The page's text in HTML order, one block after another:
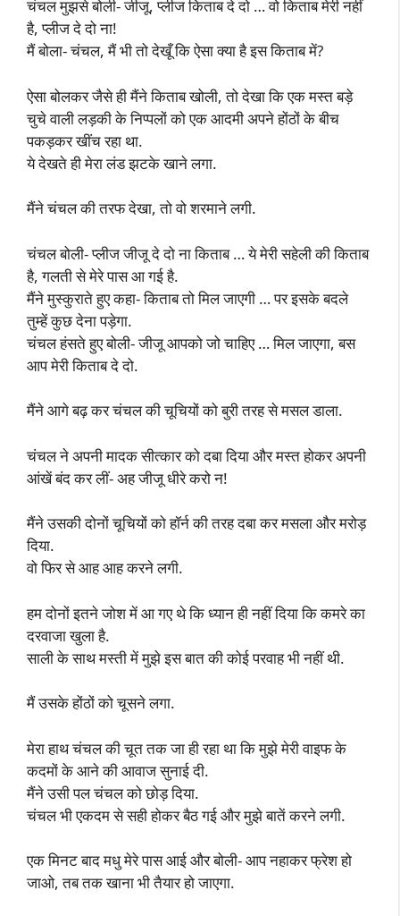
चंचल मुझसे बोली- जीजू, प्लीज किताब दे दो … वो किताब मेरी नहीं
है, प्लीज दे दो ना!
मैं बोला- चंचल, मैं भी तो देखूँ कि ऐसा क्या है इस किताब में?
ऐसा बोलकर जैसे ही मैंने किताब खोली, तो देखा कि एक मस्त बड़े
चुचे वाली लड़की के निप्पलों को एक आदमी अपने होंठों के बीच
पकड़कर खींच रहा था.
ये देखते ही मेरा लंड झटके खाने लगा.
मैंने चंचल की तरफ देखा, तो वो शरमाने लगी.
चंचल बोली- प्लीज जीजू दे दो ना किताब … ये मेरी सहेली की किताब
है, गलती से मेरे पास आ गई है.
मैंने मुस्कुराते हुए कहा- किताब तो मिल जाएगी … पर इसके बदले
तुम्हें कुछ देना पड़ेगा.
चंचल हंसते हुए बोली- जीजू आपको जो चाहिए … मिल जाएगा, बस
आप मेरी किताब दे दो.
मैंने आगे बढ़ कर चंचल की चूचियों को बुरी तरह से मसल डाला.
चंचल ने अपनी मादक सीत्कार को दबा दिया और मस्त होकर अपनी
आंखें बंद कर लीं- अह जीजू धीरे करो न!
मैंने उसकी दोनों चूचियों को हॉर्न की तरह दबा कर मसला और मरोड़
दिया.
वो फिर से आह आह करने लगी.
हम दोनों इतने जोश में आ गए थे कि ध्यान ही नहीं दिया कि कमरे का
दरवाजा खुला है.
साली के साथ मस्ती में मुझे इस बात की कोई परवाह भी नहीं थी.
मैं उसके होंठों को चूसने लगा.
मेरा हाथ चंचल की चूत तक जा ही रहा था कि मुझे मेरी वाइफ के
कदमों के आने की आवाज सुनाई दी.
मैंने उसी पल चंचल को छोड़ दिया.
चंचल भी एकदम से सही होकर बैठ गई और मुझे बातें करने लगी.
एक मिनट बाद मधु मेरे पास आई और बोली- आप नहाकर फ्रेश हो
जाओ, तब तक खाना भी तैयार हो जाएगा.